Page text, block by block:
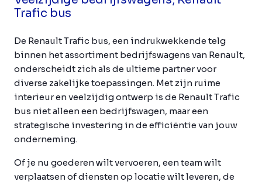
Trafic bus
De Renault Trafic bus, een indrukwekkende telg
binnen het assortiment bedrijfswagens van Renault,
onderscheidt zich als de ultieme partner voor
diverse zakelijke toepassingen. Met zijn ruime
interieur en veelzijdig ontwerp is de Renault Trafic
bus niet alleen een bedrijfswagen, maar een
strategische investering in de efficiëntie van jouw
onderneming.
Of je nu goederen wilt vervoeren, een team wilt
verplaatsen of diensten op locatie wilt leveren, de